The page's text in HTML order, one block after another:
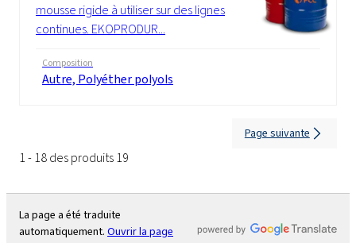
mousse rigide à utiliser sur des lignes
continues. EKOPRODUR...
Composition
Autre, Polyéther polyols
1 - 18 des produits 19
Page suivante
La page a été traduite
automatiquement. Ouvrir la page